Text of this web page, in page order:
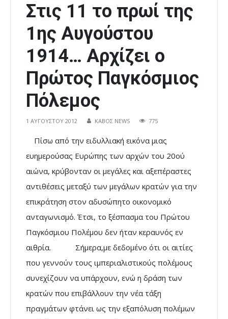
Στις 11 το πρωί της
1ης Αυγούστου
1914… Αρχίζει ο
Πρώτος Παγκόσμιος
Πόλεμος
1 ΑΥΓΟΎΣΤΟΥ 2012 ΚΑΒΟΣ NEWS 775
Πίσω από την ειδυλλιακή εικόνα μιας
ευημερούσας Ευρώπης των αρχών του 20ού
αιώνα, κρύβονταν οι μεγάλες και αξεπέραστες
αντιθέσεις μεταξύ των μεγάλων κρατών για την
επικράτηση στον αδυσώπητο οικονομικό
ανταγωνισμό. Έτσι, το ξέσπασμα του Πρώτου
Παγκόσμιου Πολέμου δεν ήταν κεραυνός εν
αιθρία.
Σήμερα,με δεδομένο ότι οι αιτίες
που γεννούν τους ιμπεριαλιστικούς πολέμους
συνεχίζουν να υπάρχουν, ενώ η δράση των
κρατών που επιβάλλουν την νέα τάξη
πραγμάτων φτάνει ως την εξαπόλυση πολέμων